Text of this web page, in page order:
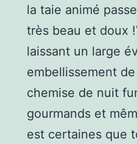
la taie animé
très beau et doux
laissant un large
embellissement
chemise de nuit
gourmands et
est certaines que